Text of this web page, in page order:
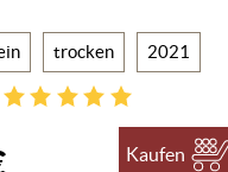
trocken 2021
Kaufen